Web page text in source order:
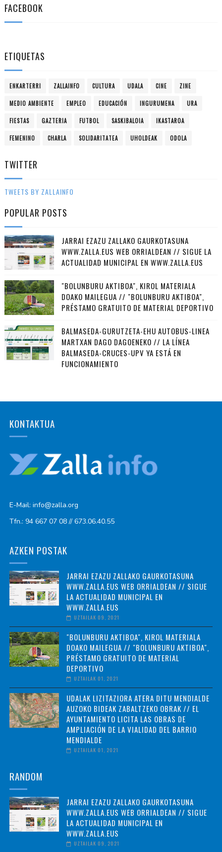
FACEBOOK
ETIQUETAS
ENKARTERRI ZALLAINFO CULTURA UDALA CINE ZINE
MEDIO AMBIENTE EMPLEO EDUCACIÓN INGURUMENA URA
FIESTAS GAZTERIA FUTBOL SASKIBALOIA IKASTAROA
FEMENINO CHARLA SOLIDARITATEA UHOLDEAK ODOLA
TWITTER
TWEETS BY ZALLAINFO
POPULAR POSTS
JARRAI EZAZU ZALLAKO GAURKOTASUNA
WWW.ZALLA.EUS WEB ORRIALDEAN // SIGUE LA
ACTUALIDAD MUNICIPAL EN WWW.ZALLA.EUS
"BOLUNBURU AKTIBOA", KIROL MATERIALA
DOAKO MAILEGUA // "BOLUNBURU AKTIBOA",
PRÉSTAMO GRATUITO DE MATERIAL DEPORTIVO
BALMASEDA-GURUTZETA-EHU AUTOBUS-LINEA
MARTXAN DAGO DAGOENEKO // LA LÍNEA
BALMASEDA-CRUCES-UPV YA ESTÁ EN
FUNCIONAMIENTO
KONTAKTUA
E-Mail: info@zalla.org
Tfn.: 94 667 07 08 // 673.06.40.55
AZKEN POSTAK
JARRAI EZAZU ZALLAKO GAURKOTASUNA
WWW.ZALLA.EUS WEB ORRIALDEAN // SIGUE
LA ACTUALIDAD MUNICIPAL EN
WWW.ZALLA.EUS
UZTAILAK 09, 2021
"BOLUNBURU AKTIBOA", KIROL MATERIALA
DOAKO MAILEGUA // "BOLUNBURU AKTIBOA",
PRÉSTAMO GRATUITO DE MATERIAL
DEPORTIVO
UZTAILAK 01, 2021
UDALAK LIZITAZIORA ATERA DITU MENDIALDE
AUZOKO BIDEAK ZABALTZEKO OBRAK // EL
AYUNTAMIENTO LICITA LAS OBRAS DE
AMPLIACIÓN DE LA VIALIDAD DEL BARRIO
MENDIALDE
UZTAILAK 01, 2021
RANDOM
JARRAI EZAZU ZALLAKO GAURKOTASUNA
WWW.ZALLA.EUS WEB ORRIALDEAN // SIGUE
LA ACTUALIDAD MUNICIPAL EN
WWW.ZALLA.EUS
UZTAILAK 09, 2021